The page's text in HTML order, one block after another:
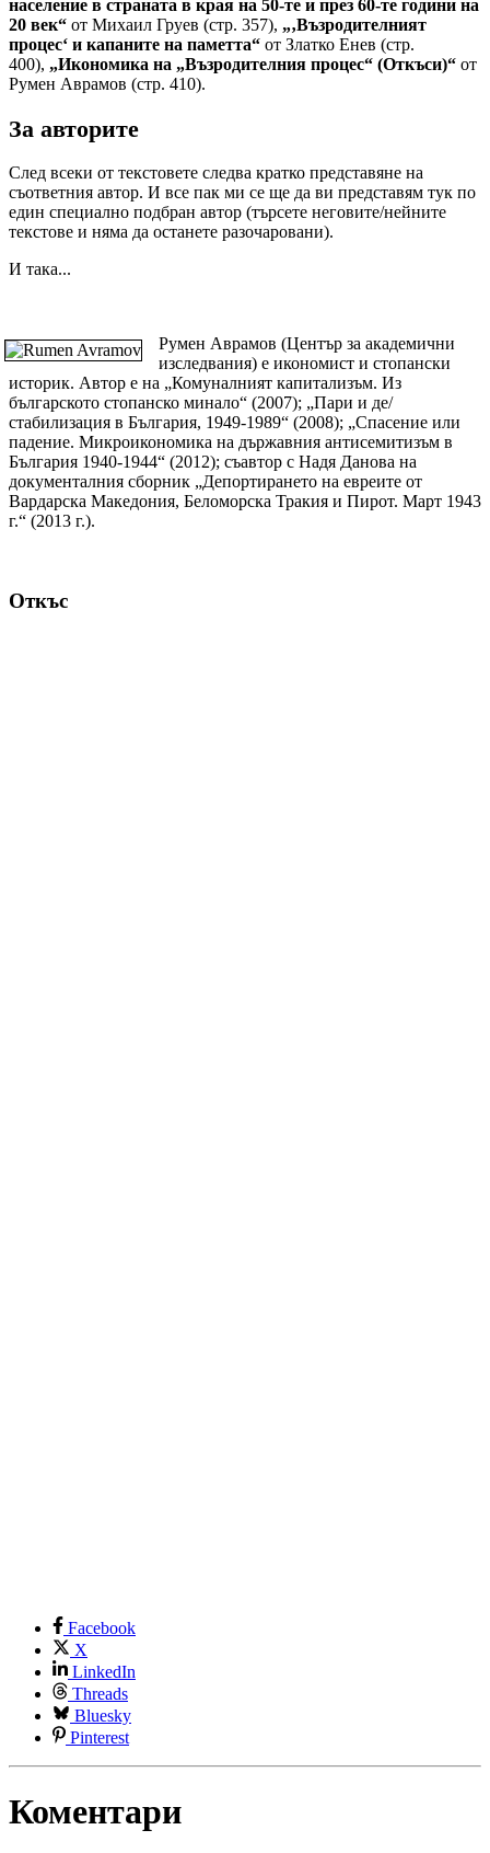
население в страната в края на 50-те и през 60-те години на
20 век“ от Михаил Груев (стр. 357), „‚Възродителният
процес‘ и капаните на паметта“ от Златко Енев (стр.
400), „Икономика на „Възродителния процес“ (Откъси)“ от
Румен Аврамов (стр. 410).
За авторите
След всеки от текстовете следва кратко представяне на
съответния автор. И все пак ми се ще да ви представям тук по
един специално подбран автор (търсете неговите/нейните
текстове и няма да останете разочаровани).
И така...
Румен Аврамов (Център за академични
изследвания) е икономист и стопански
историк. Автор е на „Комуналният капитализъм. Из
българското стопанско минало“ (2007); „Пари и де/
стабилизация в България, 1949-1989“ (2008); „Спасение или
падение. Микроикономика на държавния антисемитизъм в
България 1940-1944“ (2012); съавтор с Надя Данова на
документалния сборник „Депортирането на евреите от
Вардарска Македония, Беломорска Тракия и Пирот. Март 1943
г.“ (2013 г.).
Откъс
Facebook
X
LinkedIn
Threads
Bluesky
Pinterest
Коментари